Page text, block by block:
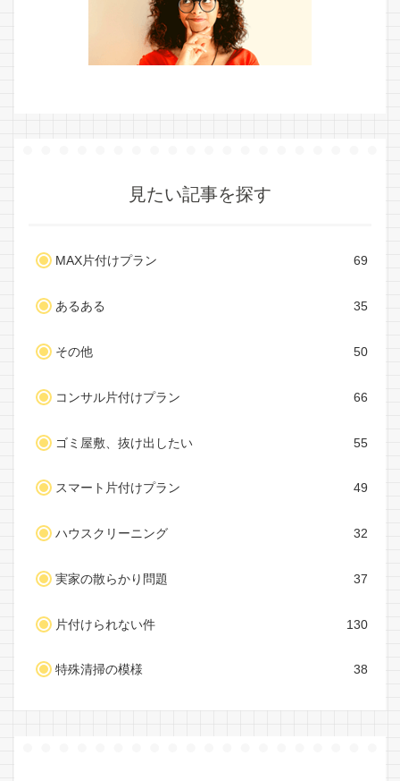
見たい記事を探す
MAX片付けプラン 69
あるある 35
その他 50
コンサル片付けプラン 66
ゴミ屋敷、抜け出したい 55
スマート片付けプラン 49
ハウスクリーニング 32
実家の散らかり問題 37
片付けられない件 130
特殊清掃の模様 38